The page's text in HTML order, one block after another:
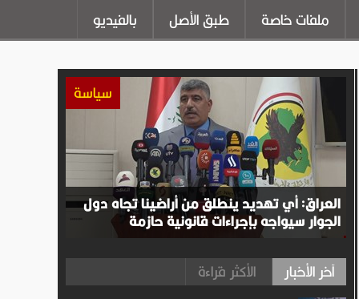
ملفات خاصة طبق الأصل بالفيديو
سياسة
العراق: أي تهديد ينطلق من أراضينا تجاه دول
الجوار سيواجه بإجراءات قانونية حازمة
آخر الأخبار الأكثر قراءة